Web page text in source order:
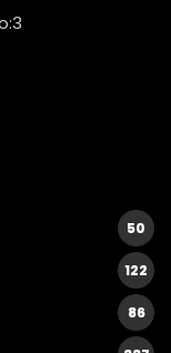
50
122
86